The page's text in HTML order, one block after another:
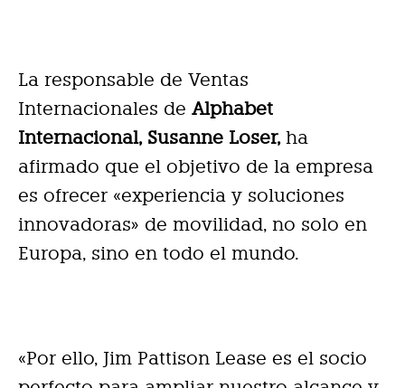
La responsable de Ventas
Internacionales de Alphabet
Internacional, Susanne Loser,ha
afirmado que el objetivo de la empresa
es ofrecer «experiencia y soluciones
innovadoras» de movilidad, no solo en
Europa, sino en todo el mundo.
«Por ello, Jim Pattison Lease es el socio